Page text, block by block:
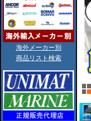
海外メーカー別
商品リスト検索